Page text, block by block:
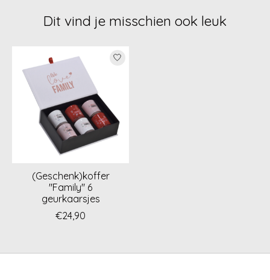
Dit vind je misschien ook leuk
Items van productcarrousel
(Geschenk)koffer
"Family" 6
geurkaarsjes
€24,90